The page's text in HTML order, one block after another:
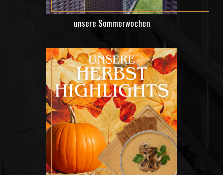
unsere Sommerwochen